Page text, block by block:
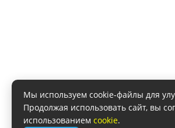
Мы используем cookie-файлы для
Продолжая использовать сайт, вы
использованием cookie.